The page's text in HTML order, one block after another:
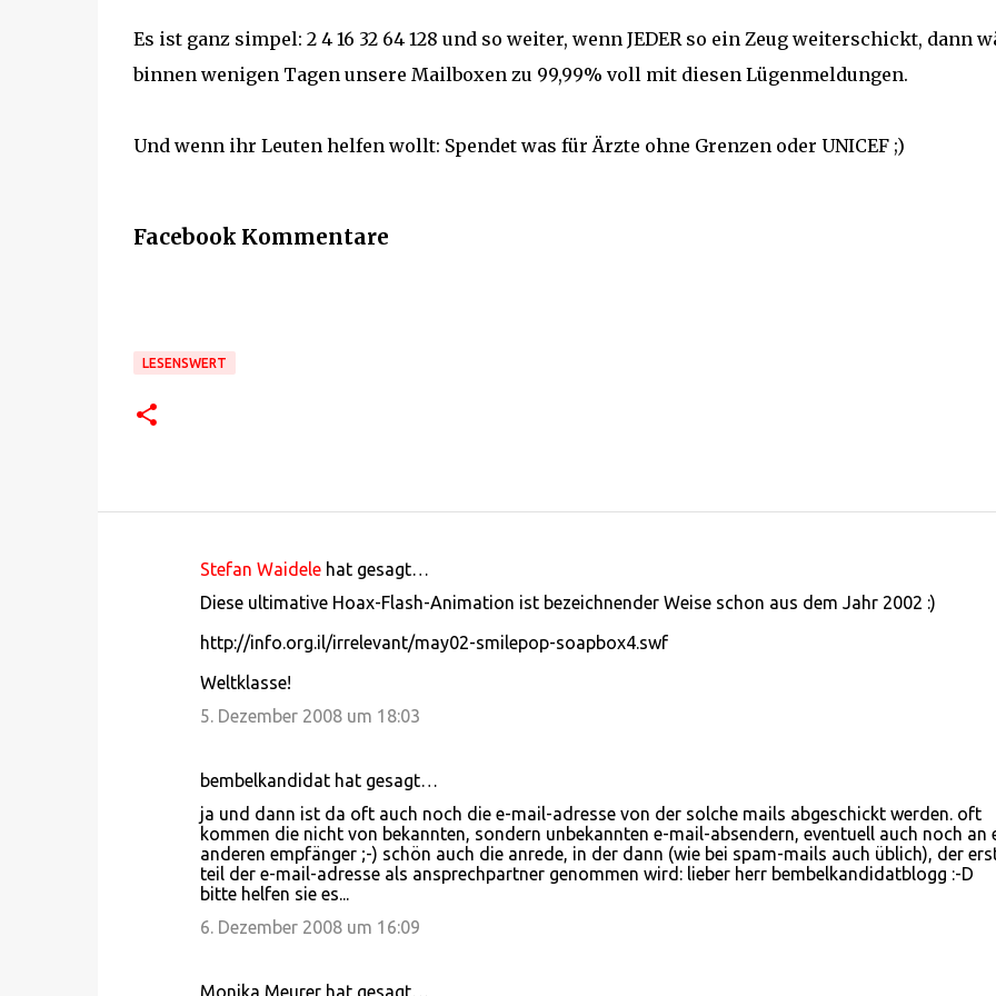
Es ist ganz simpel: 2 4 16 32 64 128 und so weiter, wenn JEDER so ein Zeug weiterschickt, dann
binnen wenigen Tagen unsere Mailboxen zu 99,99% voll mit diesen Lügenmeldungen.
Und wenn ihr Leuten helfen wollt: Spendet was für Ärzte ohne Grenzen oder UNICEF ;)
Facebook Kommentare
LESENSWERT
Stefan Waidelehat gesagt…
Diese ultimative Hoax-Flash-Animation ist bezeichnender Weise schon aus dem Jahr 2002 :)
http://info.org.il/irrelevant/may02-smilepop-soapbox4.swf
Weltklasse!
5. Dezember 2008 um 18:03
bembelkandidat hat gesagt…
ja und dann ist da oft auch noch die e-mail-adresse von der solche mails abgeschickt werden. oft
kommen die nicht von bekannten, sondern unbekannten e-mail-absendern, eventuell auch noch an
anderen empfänger ;-) schön auch die anrede, in der dann (wie bei spam-mails auch üblich), der
teil der e-mail-adresse als ansprechpartner genommen wird: lieber herr bembelkandidatblogg :-D
bitte helfen sie es...
6. Dezember 2008 um 16:09